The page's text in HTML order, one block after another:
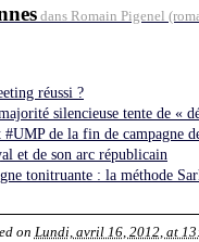
dans Romain Pigenel
réussi ?
silencieuse tente de «
de la fin de campagne
et de son arc républicain
tonitruante : la méthode
on Lundi, avril 16, 2012, at